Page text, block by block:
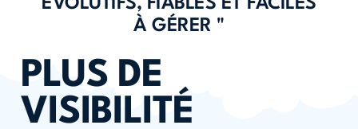
ÉVOLUTIFS, FIABLES ET FACILES
À GÉRER "
PLUS DE
VISIBILITÉ